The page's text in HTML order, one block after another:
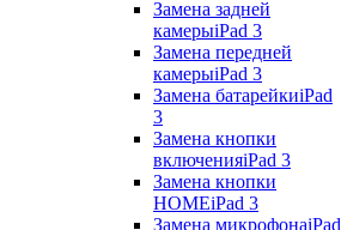
Замена задней
камерыiPad 3
Замена передней
камерыiPad 3
Замена батарейкиiPad
3
Замена кнопки
включенияiPad 3
Замена кнопки
HOMEiPad 3
Замена микрофонаiPad